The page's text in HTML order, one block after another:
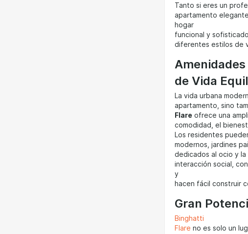
Tanto si eres un
apartamento
hogar
funcional y
diferentes estilos de
de Vida
La vida urbana
apartamento, sino
Flare ofrece una
comodidad, el
Los residentes
modernos, jardines
dedicados al ocio y
interacción social,
y
hacen fácil construir
Gran
Binghatti
Flare no es solo un